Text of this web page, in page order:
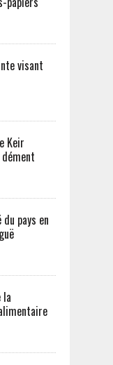
visant
Keir
pays en
la